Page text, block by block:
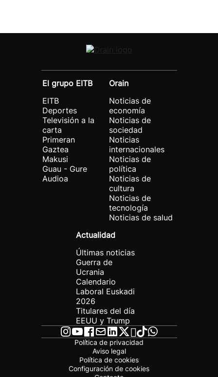
El grupo EITB
EITB
Deportes
Televisión a la
carta
Primeran
Gaztea
Makusi
Guau - Gure
Audioa
Orain
Noticias de
economía
Noticias de
sociedad
Noticias
internacionales
Noticias de
política
Noticias de
cultura
Noticias de
tecnología
Noticias de salud
Actualidad
Últimas noticias
Guerra de
Ucrania
Calendario
Laboral Euskadi
2026
Titulares del día
EEUU y Trump
Política de privacidad
Aviso legal
Política de cookies
Configuración de cookies